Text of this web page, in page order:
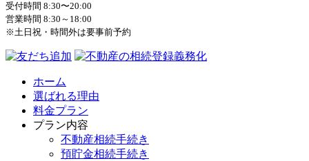
受付時間 8:30〜20:00
営業時間 8:30～18:00
※土日祝・時間外は要事前予約
ホーム
選ばれる理由
料金プラン
プラン内容
不動産相続手続き
預貯金相続手続き